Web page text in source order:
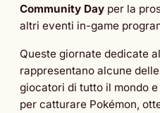
Community Day per la
altri eventi in-game
Queste giornate dedicate
rappresentano alcune
giocatori di tutto il mondo
per catturare Pokémon,